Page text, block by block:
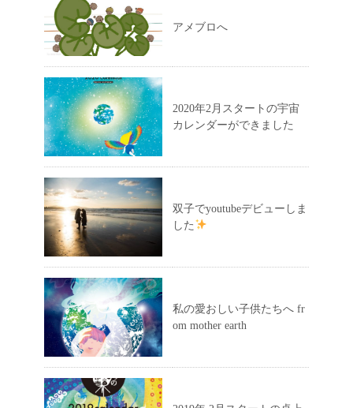
アメブロへ
2020年2月スタートの宇宙
カレンダーができました
双子でyoutubeデビューしま
した
私の愛おしい子供たちへ fr
om mother earth